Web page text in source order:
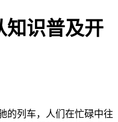
知识普及开
的列车，人们在忙碌中往